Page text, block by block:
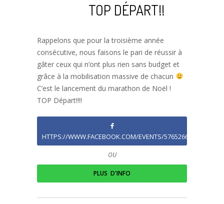
TOP DÉPART!!
Rappelons que pour la troisième année
consécutive, nous faisons le pari de réussir à
gâter ceux qui n’ont plus rien sans budget et
grâce à la mobilisation massive de chacun
C’est le lancement du marathon de Noël !
TOP Départ!!!!
HTTPS://WWW.FACEBOOK.COM/EVENTS/576526695871898/
OU
PLUS D'INFO